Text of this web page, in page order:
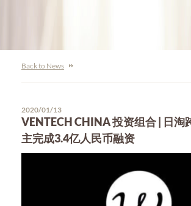
Back to News
2020/01/13
VENTECH CHINA 投资组合 | 日淘
主完成3.4亿人民币融资